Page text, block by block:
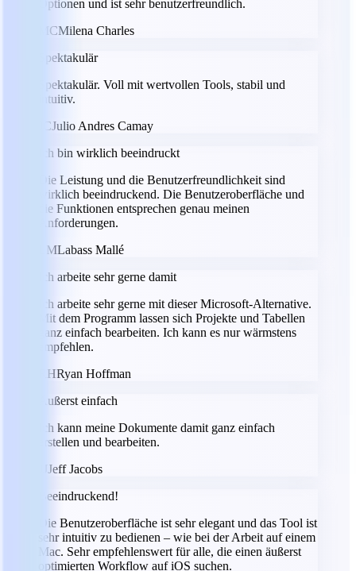
Optionen und ist sehr benutzerfreundlich.
MCMilena Charles
Spektakulär
Spektakulär. Voll mit wertvollen Tools, stabil und
intuitiv.
JCJulio Andres Camay
Ich bin wirklich beeindruckt
Die Leistung und die Benutzerfreundlichkeit sind
wirklich beeindruckend. Die Benutzeroberfläche und
die Funktionen entsprechen genau meinen
Anforderungen.
LMLabass Mallé
Ich arbeite sehr gerne damit
Ich arbeite sehr gerne mit dieser Microsoft-Alternative.
Mit dem Programm lassen sich Projekte und Tabellen
ganz einfach bearbeiten. Ich kann es nur wärmstens
empfehlen.
RHRyan Hoffman
Äußerst einfach
Ich kann meine Dokumente damit ganz einfach
erstellen und bearbeiten.
Jeff Jacobs
Beeindruckend!
Die Benutzeroberfläche ist sehr elegant und das Tool ist
sehr intuitiv zu bedienen – wie bei der Arbeit auf einem
Mac. Sehr empfehlenswert für alle, die einen äußerst
optimierten Workflow auf iOS suchen.